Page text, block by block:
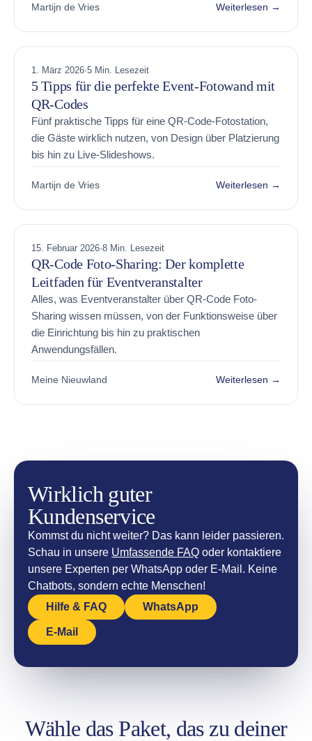
Martijn de Vries Weiterlesen →
1. März 2026·5 Min. Lesezeit
5 Tipps für die perfekte Event-Fotowand mit
QR-Codes
Fünf praktische Tipps für eine QR-Code-Fotostation,
die Gäste wirklich nutzen, von Design über Platzierung
bis hin zu Live-Slideshows.
Martijn de Vries Weiterlesen →
15. Februar 2026·8 Min. Lesezeit
QR-Code Foto-Sharing: Der komplette
Leitfaden für Eventveranstalter
Alles, was Eventveranstalter über QR-Code Foto-
Sharing wissen müssen, von der Funktionsweise über
die Einrichtung bis hin zu praktischen
Anwendungsfällen.
Meine Nieuwland Weiterlesen →
Wirklich guter
Kundenservice
Kommst du nicht weiter? Das kann leider passieren.
Schau in unsere Umfassende FAQ oder kontaktiere
unsere Experten per WhatsApp oder E-Mail. Keine
Chatbots, sondern echte Menschen!
Hilfe & FAQ
WhatsApp
E-Mail
Wähle das Paket, das zu deiner